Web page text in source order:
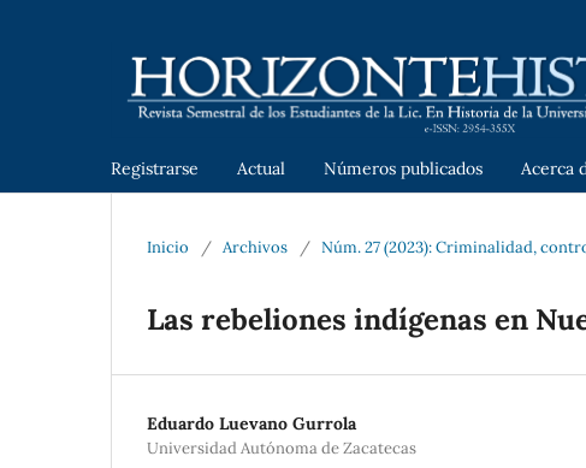
Registrarse Actual Números publicados Acerca
Inicio / Archivos / Núm. 27 (2023): Criminalidad,
Las rebeliones indígenas en
Eduardo Luevano Gurrola
Universidad Autónoma de Zacatecas